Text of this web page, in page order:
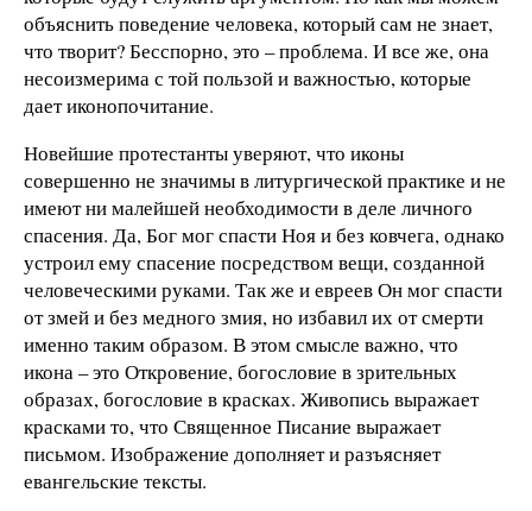
объяснить поведение человека, который сам не знает,
что творит? Бесспорно, это – проблема. И все же, она
несоизмерима с той пользой и важностью, которые
дает иконопочитание.
Новейшие протестанты уверяют, что иконы
совершенно не значимы в литургической практике и не
имеют ни малейшей необходимости в деле личного
спасения. Да, Бог мог спасти Ноя и без ковчега, однако
устроил ему спасение посредством вещи, созданной
человеческими руками. Так же и евреев Он мог спасти
от змей и без медного змия, но избавил их от смерти
именно таким образом. В этом смысле важно, что
икона – это Откровение, богословие в зрительных
образах, богословие в красках. Живопись выражает
красками то, что Священное Писание выражает
письмом. Изображение дополняет и разъясняет
евангельские тексты.